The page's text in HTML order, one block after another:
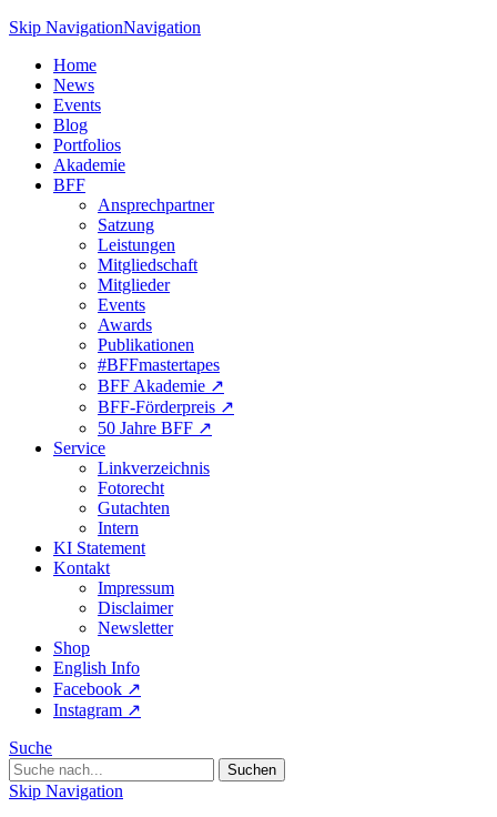
Skip NavigationNavigation
Home
News
Events
Blog
Portfolios
Akademie
BFF
Ansprechpartner
Satzung
Leistungen
Mitgliedschaft
Mitglieder
Events
Awards
Publikationen
#BFFmastertapes
BFF Akademie ↗︎
BFF-Förderpreis ↗︎
50 Jahre BFF ↗︎
Service
Linkverzeichnis
Fotorecht
Gutachten
Intern
KI Statement
Kontakt
Impressum
Disclaimer
Newsletter
Shop
English Info
Facebook ↗︎
Instagram ↗︎
Suche
Skip Navigation